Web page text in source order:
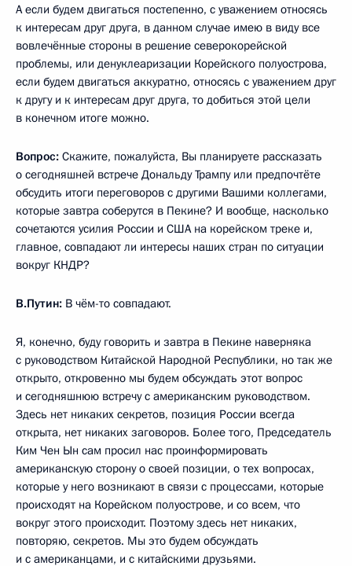
А если будем двигаться постепенно, с уважением относясь
к интересам друг друга, в данном случае имею в виду все
вовлечённые стороны в решение северокорейской
проблемы, или денуклеаризации Корейского полуострова,
если будем двигаться аккуратно, относясь с уважением друг
к другу и к интересам друг друга, то добиться этой цели
в конечном итоге можно.
Вопрос: Скажите, пожалуйста, Вы планируете рассказать
о сегодняшней встрече Дональду Трампу или предпочтёте
обсудить итоги переговоров с другими Вашими коллегами,
которые завтра соберутся в Пекине? И вообще, насколько
сочетаются усилия России и США на корейском треке и,
главное, совпадают ли интересы наших стран по ситуации
вокруг КНДР?
В.Путин: В чём-то совпадают.
Я, конечно, буду говорить и завтра в Пекине наверняка
с руководством Китайской Народной Республики, но так же
открыто, откровенно мы будем обсуждать этот вопрос
и сегодняшнюю встречу с американским руководством.
Здесь нет никаких секретов, позиция России всегда
открыта, нет никаких заговоров. Более того, Председатель
Ким Чен Ын сам просил нас проинформировать
американскую сторону о своей позиции, о тех вопросах,
которые у него возникают в связи с процессами, которые
происходят на Корейском полуострове, и со всем, что
вокруг этого происходит. Поэтому здесь нет никаких,
повторяю, секретов. Мы это будем обсуждать
и с американцами, и с китайскими друзьями.